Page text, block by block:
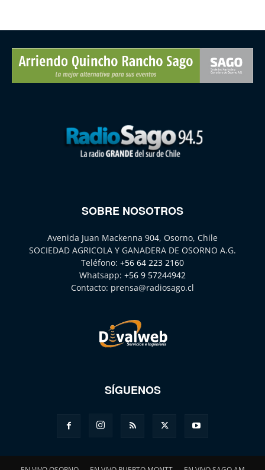
SOBRE NOSOTROS
Avenida Juan Mackenna 904, Osorno, Chile
SOCIEDAD AGRICOLA Y GANADERA DE OSORNO A.G.
Teléfono: +56 64 223 2160
Whatsapp: +56 9 57244942
Contacto: prensa@radiosago.cl
SÍGUENOS